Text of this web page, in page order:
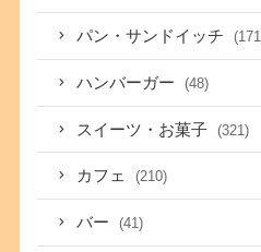
パン・サンドイッチ
ハンバーガー (48)
スイーツ・お菓子 (321)
カフェ (210)
バー (41)